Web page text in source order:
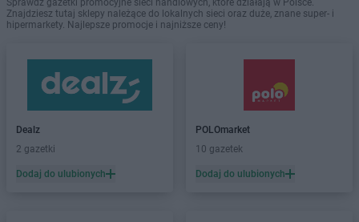
Sprawdź gazetki promocyjne sieci handlowych, które działają w Polsce.
Znajdziesz tutaj sklepy należące do lokalnych sieci oraz duże, znane super- i
hipermarkety. Najlepsze promocje i najniższe ceny!
Dealz
2 gazetki
Dodaj do ulubionych
POLOmarket
10 gazetek
Dodaj do ulubionych